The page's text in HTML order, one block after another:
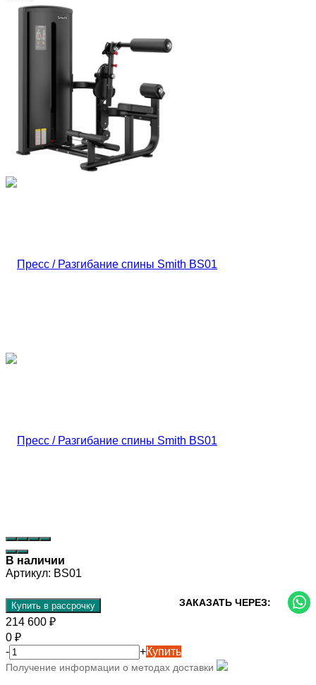
В наличии
Артикул: BS01
Купить в рассрочку ЗАКАЗАТЬ ЧЕРЕЗ:
214 600 ₽
0 ₽
-
+Купить
Получение информации о методах доставки